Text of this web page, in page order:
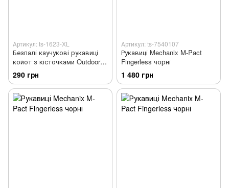
Артикул: ts-1623-XL
Безпалі каучукові рукавиці
койот з кісточками Outdoor
Tactics
290 грн
Артикул: ts-7540107
Рукавиці Mechanix M-Pact
Fingerless чорні
1 480 грн